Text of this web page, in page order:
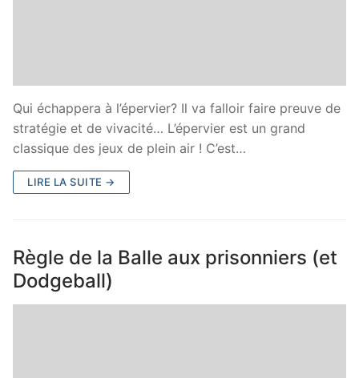
Qui échappera à l’épervier? Il va falloir faire preuve de
stratégie et de vivacité… L’épervier est un grand
classique des jeux de plein air ! C’est…
LIRE LA SUITE →
Règle de la Balle aux prisonniers (et
Dodgeball)